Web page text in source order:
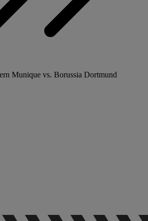
Munique vs. Borussia Dortmund